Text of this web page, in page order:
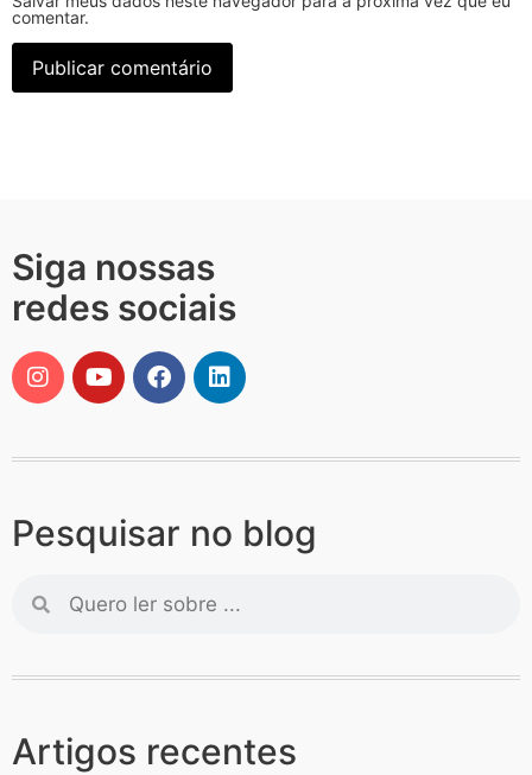
comentar.
Siga nossas
redes sociais
Pesquisar no blog
Artigos recentes